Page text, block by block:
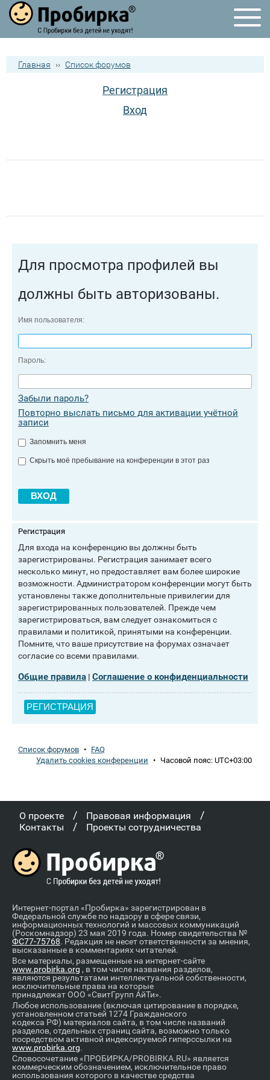
Главная ›› Список форумов
Регистрация
Вход
Для просмотра профилей вы
должны быть авторизованы.
Имя пользователя:
Пароль:
Забыли пароль?
Повторно выслать письмо для активации учётной
записи
Запомнить меня
Скрыть моё пребывание на конференции в этот раз
Регистрация
Для входа на конференцию вы должны быть
зарегистрированы. Регистрация занимает всего
несколько минут, но предоставляет вам более широкие
возможности. Администратором конференции могут быть
установлены также дополнительные привилегии для
зарегистрированных пользователей. Прежде чем
зарегистрироваться, вам следует ознакомиться с
правилами и политикой, принятыми на конференции.
Помните, что ваше присутствие на форумах означает
согласие со всеми правилами.
Общие правила | Соглашение о конфиденциальности
РЕГИСТРАЦИЯ
Список форумов • FAQ
Удалить cookies конференции • Часовой пояс: UTC+03:00
О проекте / Правовая информация /
Контакты / Проекты сотрудничества
Интернет-портал «Пробирка» зарегистрирован в
Федеральной службе по надзору в сфере связи,
информационных технологий и массовых коммуникаций
(Роскомнадзор) 23 мая 2019 года. Номер свидетельства №
ФС77-75768. Редакция не несет ответственности за мнения,
высказанные в комментариях читателей.
Все материалы, размещенные на интернет-сайте
www.probirka.org , в том числе названия разделов,
являются результатами интеллектуальной собственности,
исключительные права на которые
принадлежат ООО «СвитГрупп АйТи».
Любое использование (включая цитирование в порядке,
установленном статьей 1274 Гражданского
кодекса РФ) материалов сайта, в том числе названий
разделов, отдельных страниц сайта, возможно только
посредством активной индексируемой гиперссылки на
www.probirka.org.
Словосочетание «ПРОБИРКА/PROBIRKA.RU» является
коммерческим обозначением, исключительное право
использования которого в качестве средства